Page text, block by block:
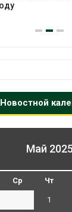
Новостной
Май 2025
Ср Чт
1